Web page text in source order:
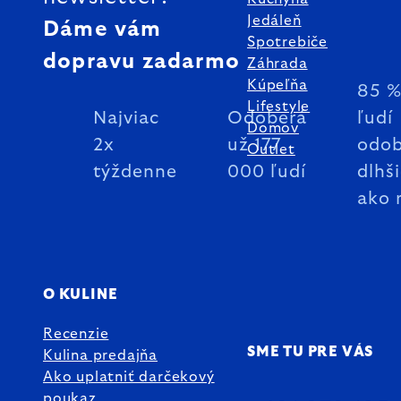
Dáme vám
dopravu zadarmo
Najviac
2x
týždenne
Odoberá
už 177
000 ľudí
85 %
ľudí
ako
Jedáleň
Spotrebiče
Záhrada
Kúpeľňa
Lifestyle
Domov
Outlet
O KULINE
Recenzie
Kulina predajňa
Ako uplatniť darčekový
SME TU PRE VÁS